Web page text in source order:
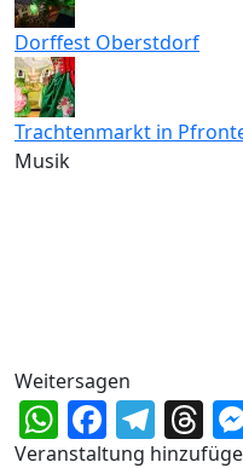
Dorffest Oberstdorf
Trachtenmarkt in
Musik
Weitersagen
Veranstaltung